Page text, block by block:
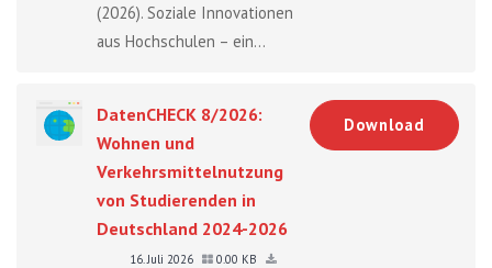
(2026). Soziale Innovationen
aus Hochschulen – ein...
DatenCHECK 8/2026:
Wohnen und
Verkehrsmittelnutzung
von Studierenden in
Deutschland 2024-2026
16. Juli 2026
0.00 KB
Download